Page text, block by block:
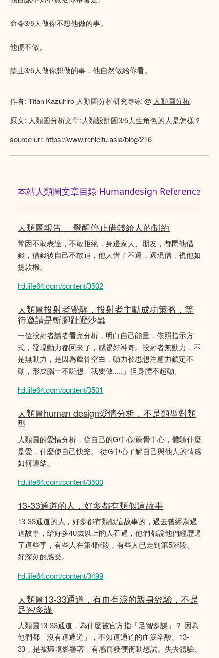
命令3/5人做你不想他做的事。
他便不做。
禁止3/5人做你想做的事，他自然做給你看。
作者: Titan Kazuhiro 人類圖分析研究專家 @ 人類圖分析
原文: 人類圖分析文章:人類設計圖3/5人生角色的人是怎樣？
source url: https://www.renleitu.asia/blog/216
本站人類圖文章目録 Humandesign Reference
人類圖報告： 覺醒停止借錢給人的制約
常因不敢表達，不敢拒絕，身邊家人、朋友，都問他借
錢，借錢後自己不敢追，他人借了不還，還現借，視他如
提款機。
hd.life64.com/content/3502
人類圖投射者覺醒，投射者主動成功策略，等
待邀請是斬腳趾避沙蟲
一位投射者讀者看完分析，明白自己能量，依照指示方
式，發現動力都回來了，感覺好神奇。投射者無動力，不
是無動力，是因為薦骨空白，動力被思想注意力鎖定不
動，形成腦一不斷想「我要做.....」但身體不起動。
hd.life64.com/content/3501
人類圖human design愛情分析，不是類型對類
型
人類圖的愛情分析，從自己的G中心/薦骨中心，體驗什麼
是愛，什麼使自己快樂。 從G中心了解自己與他人的情感
如何連結。
hd.life64.com/content/3500
13-33通道的人，好多都有類似這故事
13-33通道的人，好多都有類似這故事的，過去曾經寫過
這故事，給好多40歲以上的人看過，他們都說他們經歴過
了這些事，有些人在第4階段，有些人已走到第5階段。
好深刻的感受。
hd.life64.com/content/3499
人類圖13-33通道，有血有淚的親身經驗，不是
足智多謀
人類圖13-33通道，為什麼被官方指「足智多謀」？ 因為
他們都「沒有這通道」，不知這通道的血淚辛酸。13-
33，是被環境影響著，有感而發便衝動想試。失去體驗、